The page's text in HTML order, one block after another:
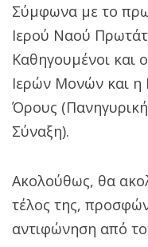
Σύμφωνα με το
Ιερού Ναού
Καθηγουμένοι και
Ιερών Μονών και η
Όρους
Σύναξη).
Ακολούθως, θα
τέλος της,
αντιφώνηση από